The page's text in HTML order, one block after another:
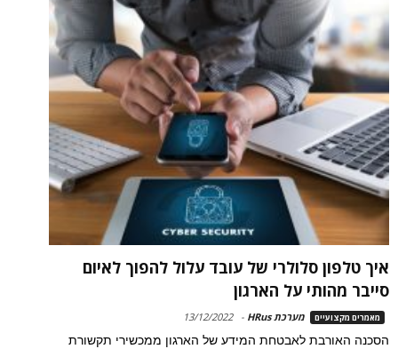
איך טלפון סלולרי של עובד עלול להפוך לאיום
סייבר מהותי על הארגון
מאמרים מקצועיים מערכת HRus -
13/12/2022
הסכנה האורבת לאבטחת המידע של הארגון ממכשירי תקשורת